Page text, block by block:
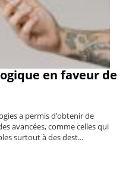
en faveur de
a permis d’obtenir de
avancées, comme celles qui
surtout à des dest...